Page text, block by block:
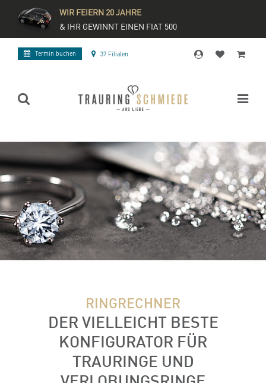
WIR FEIERN 20 JAHRE
& IHR GEWINNT EINEN FIAT 500
Termin buchen 37 Filialen
RINGRECHNER
DER VIELLEICHT BESTE
KONFIGURATOR FÜR
TRAURINGE UND